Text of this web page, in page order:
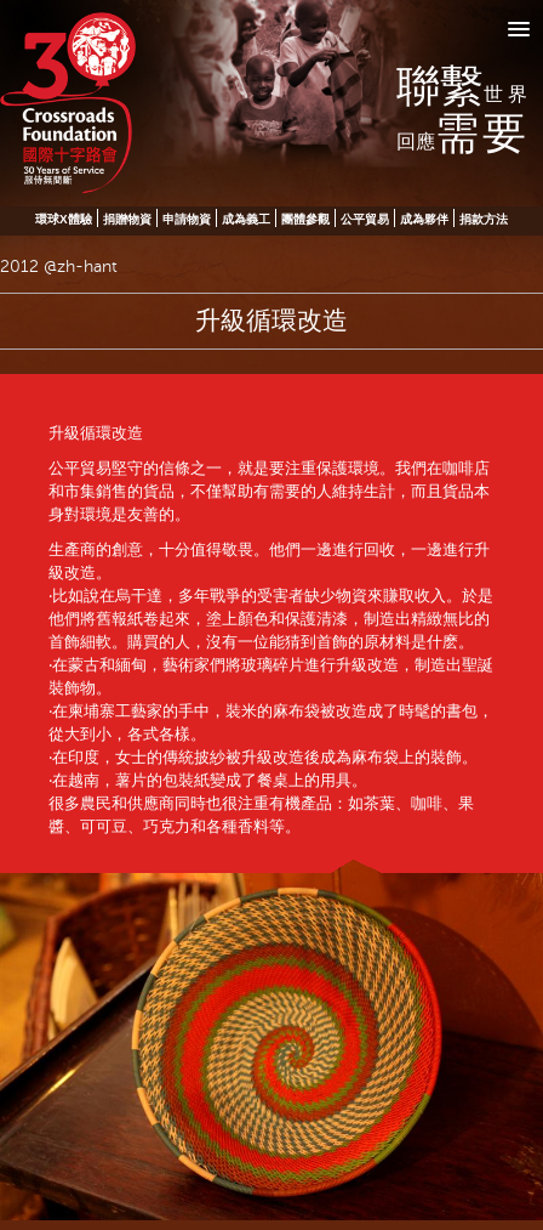
聯繫世界
回應需要
環球X體驗 捐贈物資 申請物資 成為義工 團體參觀 公平貿易 成為夥伴 捐款方法
2012 @zh-hant
升級循環改造
升級循環改造
公平貿易堅守的信條之一，就是要注重保護環境。我們在咖啡店
和市集銷售的貨品，不僅幫助有需要的人維持生計，而且貨品本
身對環境是友善的。
生產商的創意，十分值得敬畏。他們一邊進行回收，一邊進行升
級改造。
‧比如說在烏干達，多年戰爭的受害者缺少物資來賺取收入。於是
他們將舊報紙卷起來，塗上顏色和保護清漆，制造出精緻無比的
首飾細軟。購買的人，沒有一位能猜到首飾的原材料是什麽。
‧在蒙古和緬甸，藝術家們將玻璃碎片進行升級改造，制造出聖誕
裝飾物。
‧在柬埔寨工藝家的手中，裝米的麻布袋被改造成了時髦的書包，
從大到小，各式各樣。
‧在印度，女士的傳統披紗被升級改造後成為麻布袋上的裝飾。
‧在越南，薯片的包裝紙變成了餐桌上的用具。
很多農民和供應商同時也很注重有機產品：如茶葉、咖啡、果
醬、可可豆、巧克力和各種香料等。